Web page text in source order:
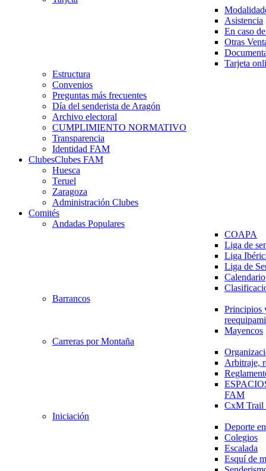
Asistencia
En caso
Otras
Tarjeta
Estructura
Convenios
Preguntas más frecuentes
Día del senderista de Aragón
Archivo electoral
CUMPLIMIENTO NORMATIVO
Transparencia
Identidad FAM
ClubesClubes FAM
Huesca
Teruel
Zaragoza
Administración Clubes
Comités
Andadas Populares
COAPA
Liga de
Liga
Liga de
Calendario
Barrancos
Principios
Mayencos
Carreras por Montaña
Arbitraje,
FAM
CxM
Iniciación
Deporte
Colegios
Escalada
Esquí de